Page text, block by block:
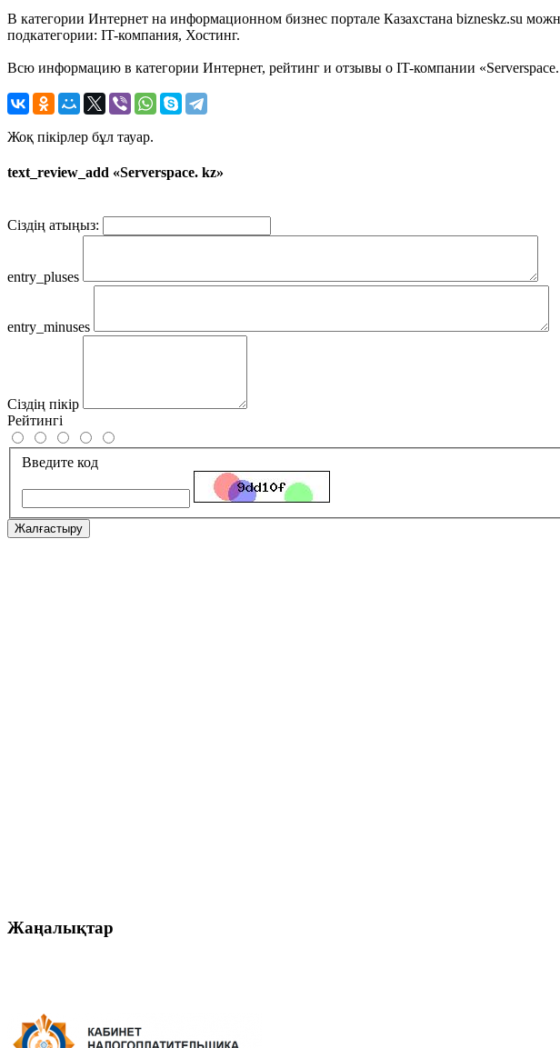
В категории Интернет на информационном бизнес портале Казахстана bizneskz.su
подкатегории: IT-компания, Хостинг.
Всю информацию в категории Интернет, рейтинг и отзывы о IT-компании
Жоқ пікірлер бұл тауар.
text_review_add «Serverspace. kz»
Сіздің атыңыз:
entry_pluses
entry_minuses
Сіздің пікір
Рейтингі
Введите код
Жалғастыру
Жаңалықтар